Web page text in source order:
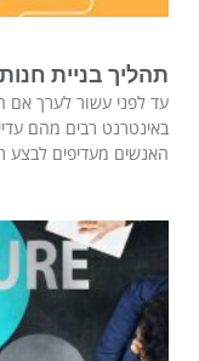
תהליך בניית
עד לפני עשור לערך אם
באינטרנט רבים מהם
האנשים מעדיפים לבצע